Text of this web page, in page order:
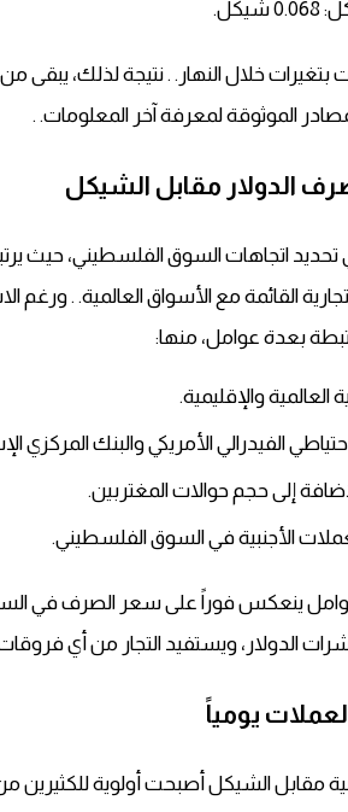
خلال النهار. . نتيجة لذلك، يبقى
الموثوقة لمعرفة آخر المعلومات. .
الدولار مقابل الشيكل
تحديد اتجاهات السوق الفلسطيني، حيث
القائمة مع الأسواق العالمية. . ورغم
بعدة عوامل، منها:
والإقليمية.
الفيدرالي الأمريكي والبنك المركزي
إلى حجم حوالات المغتربين.
الأجنبية في السوق الفلسطيني.
ينعكس فوراً على سعر الصرف في
الدولار، ويستفيد التجار من أي
يومياً
مقابل الشيكل أصبحت أولوية